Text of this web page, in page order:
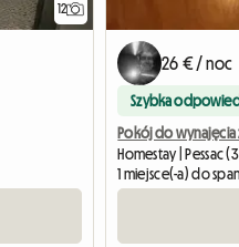
12
26 € / noc
Szybka
Pokój do
Homestay | Pessac
1 miejsce(-a) do